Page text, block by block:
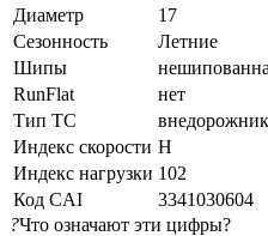
Диаметр
17
Сезонность
Летние
Шипы
RunFlat
нет
Тип ТС
внедорожник
Индекс скорости H
Индекс нагрузки 102
Код CAI
3341030604
?Что означают эти цифры?